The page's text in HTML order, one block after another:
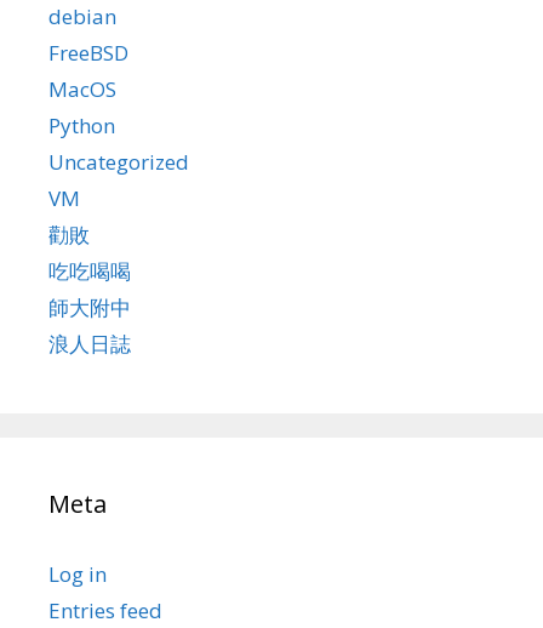
debian
FreeBSD
MacOS
Python
Uncategorized
VM
勸敗
吃吃喝喝
師大附中
浪人日誌
Meta
Log in
Entries feed